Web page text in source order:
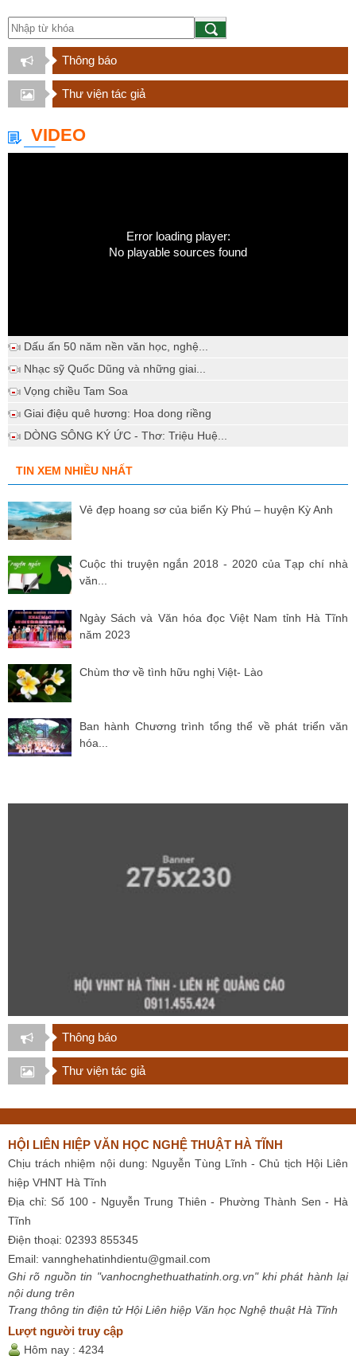
Thông báo
Thư viện tác giả
VIDEO
Error loading player:
No playable sources found
Dấu ấn 50 năm nền văn học, nghệ...
Nhạc sỹ Quốc Dũng và những giai...
Vọng chiều Tam Soa
Giai điệu quê hương: Hoa dong riềng
DÒNG SÔNG KÝ ỨC - Thơ: Triệu Huệ...
TIN XEM NHIỀU NHẤT
Vẻ đẹp hoang sơ của biển Kỳ Phú – huyện Kỳ Anh
Cuộc thi truyện ngắn 2018 - 2020 của Tạp chí nhà
văn...
Ngày Sách và Văn hóa đọc Việt Nam tỉnh Hà Tĩnh
năm 2023
Chùm thơ về tình hữu nghị Việt- Lào
Ban hành Chương trình tổng thể về phát triển văn
hóa...
Thông báo
Thư viện tác giả
HỘI LIÊN HIỆP VĂN HỌC NGHỆ THUẬT HÀ TĨNH
Chịu trách nhiệm nội dung: Nguyễn Tùng Lĩnh - Chủ tịch Hội Liên
hiệp VHNT Hà Tĩnh
Địa chỉ: Số 100 - Nguyễn Trung Thiên - Phường Thành Sen - Hà
Tĩnh
Điện thoại: 02393 855345
Email: vannghehatinhdientu@gmail.com
Ghi rõ nguồn tin "vanhocnghethuathatinh.org.vn" khi phát hành lại
nội dung trên
Trang thông tin điện tử Hội Liên hiệp Văn học Nghệ thuật Hà Tĩnh
Lượt người truy cập
Hôm nay : 4234